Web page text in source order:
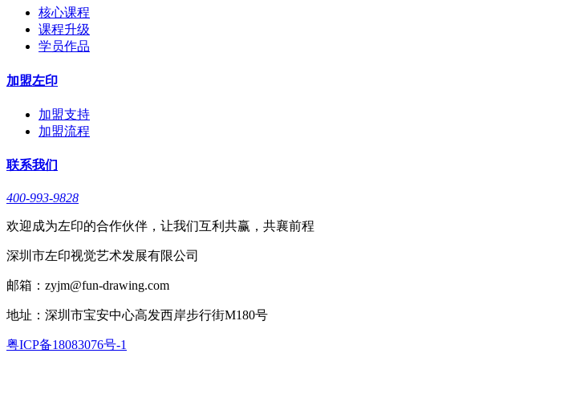
核心课程
课程升级
学员作品
加盟左印
加盟支持
加盟流程
联系我们
400-993-9828
欢迎成为左印的合作伙伴，让我们互利共赢，共襄前程
深圳市左印视觉艺术发展有限公司
邮箱：zyjm@fun-drawing.com
地址：深圳市宝安中心高发西岸步行街M180号
粤ICP备18083076号-1